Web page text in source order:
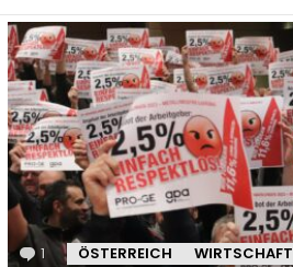
LATEST
STORIES
1 Kommentar
ÖSTERREICH WIRTSCHAFT